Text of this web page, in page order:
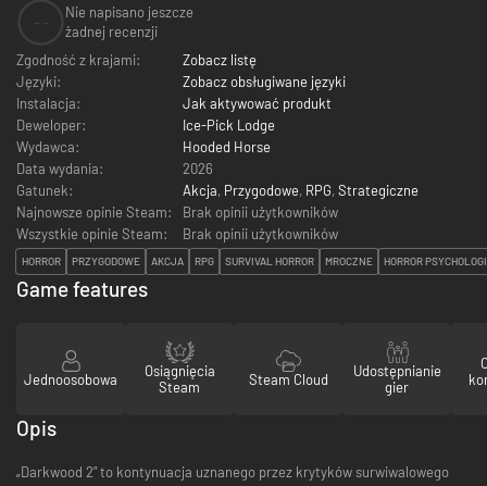
Nie napisano jeszcze
żadnej recenzji
Zgodność z krajami:
Zobacz listę
Języki:
Zobacz obsługiwane języki
Instalacja:
Jak aktywować produkt
Deweloper:
Ice-Pick Lodge
Wydawca:
Hooded Horse
Data wydania:
2026
Gatunek:
Akcja, Przygodowe, RPG, Strategiczne
Najnowsze opinie Steam:
Brak opinii użytkowników
Wszystkie opinie Steam:
Brak opinii użytkowników
HORROR PRZYGODOWE AKCJA RPG SURVIVAL HORROR MROCZNE HORROR
Game features
Jednoosobowa
Osiągnięcia
Steam
Steam Cloud
Udostępnianie
gier
Opis
„Darkwood 2” to kontynuacja uznanego przez krytyków surwiwalowego